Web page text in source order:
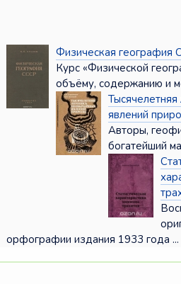
Физическая география
Курс «Физической
объёму, содержанию и
явлений
Авторы,
богатейший
орфографии издания 1933 года ...